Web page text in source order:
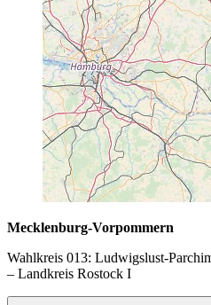
Mecklenburg-Vorpommern
Wahlkreis 013: Ludwigslust-
– Landkreis Rostock I